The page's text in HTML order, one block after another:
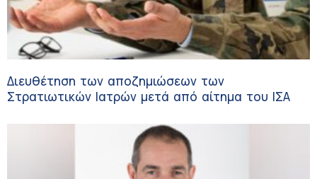
Διευθέτηση των αποζημιώσεων των
Στρατιωτικών Ιατρών μετά από αίτημα του ΙΣΑ